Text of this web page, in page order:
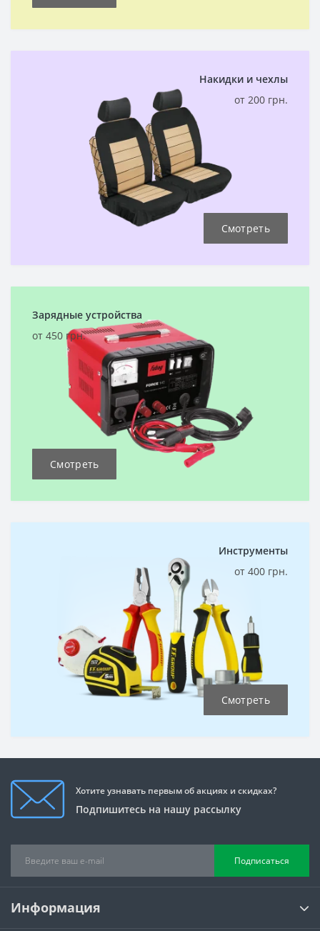
Накидки и чехлы
от 200 грн.
Смотреть
Зарядные устройства
от 450 грн.
Смотреть
Инструменты
от 400 грн.
Смотреть
Хотите узнавать первым об акциях и скидках?
Подпишитесь на нашу рассылку
Подписаться
Информация